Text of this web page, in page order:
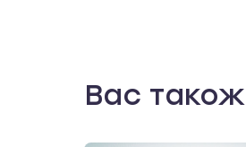
Вас також